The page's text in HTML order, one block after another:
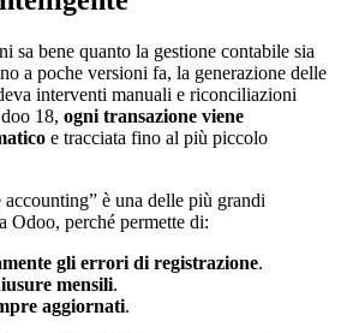
sa bene quanto la gestione contabile sia
a poche versioni fa, la generazione delle
interventi manuali e riconciliazioni
18, ogni transazione viene
e tracciata fino al più piccolo
è una delle più grandi
Odoo, perché permette di:
gli errori di registrazione.
mensili.
aggiornati.